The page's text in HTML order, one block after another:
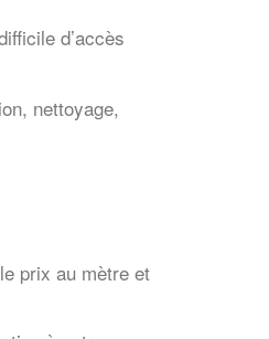
d’accès
nettoyage,
prix au mètre et